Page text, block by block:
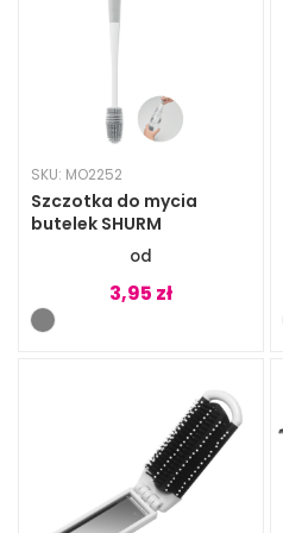
SKU: MO2252
Szczotka do mycia
butelek SHURM
3,95 zł